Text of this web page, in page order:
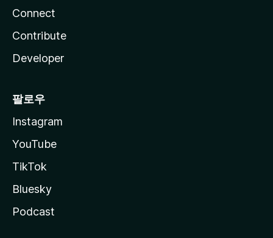
Connect
Contribute
Developer
팔로우
Instagram
YouTube
TikTok
Bluesky
Podcast